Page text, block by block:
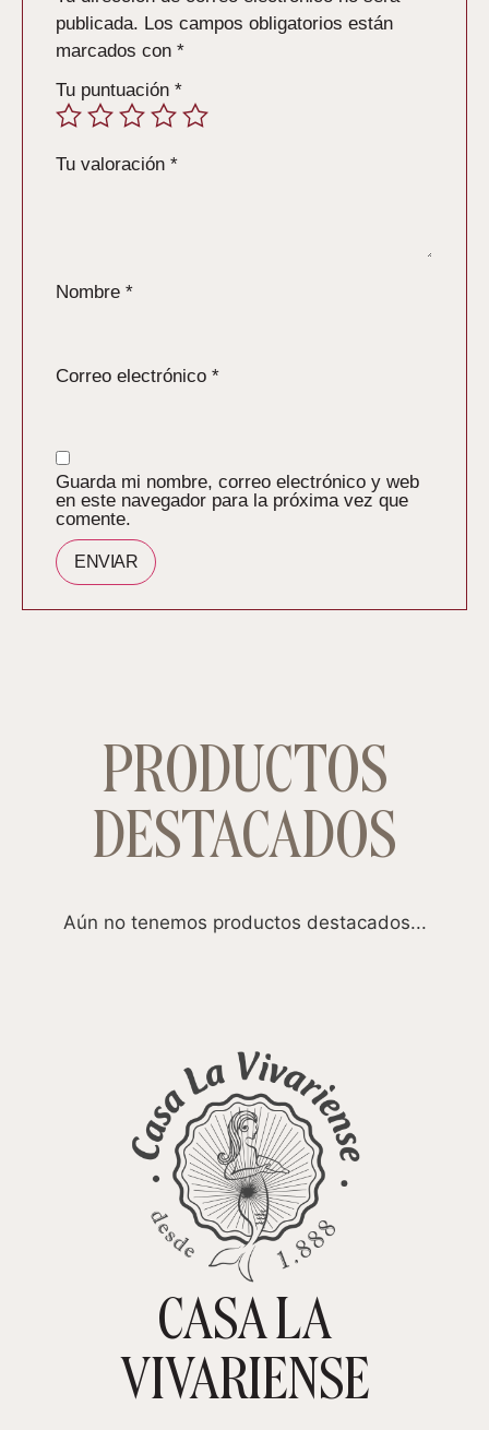
publicada. Los campos obligatorios están
marcados con *
Tu puntuación *
Tu valoración *
Nombre *
Correo electrónico *
Guarda mi nombre, correo electrónico y web
en este navegador para la próxima vez que
comente.
PRODUCTOS
DESTACADOS
Aún no tenemos productos destacados...
TIENDA ONLINECASA LA
VIVARIENSE